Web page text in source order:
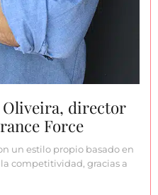
Oliveira, director
Force
un estilo propio basado en
competitividad, gracias a